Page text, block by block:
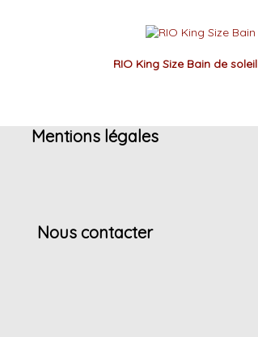
RIO King Size Bain de soleil
Mentions légales
Nous contacter